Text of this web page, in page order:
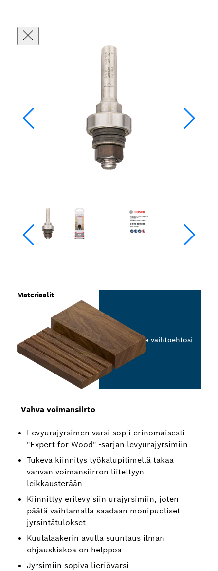
Vahva voimansiirto
Levyurajyrsimen varsi sopii erinomaisesti
"Expert for Wood" -sarjan levyurajyrsimiin
Tukeva kiinnitys työkalupitimellä takaa
vahvan voimansiirron liitettyyn
leikkausterään
Kiinnittyy erilevyisiin urajyrsimiin, joten
päätä vaihtamalla saadaan monipuoliset
jyrsintätulokset
Kuulalaakerin avulla suuntaus ilman
ohjauskiskoa on helppoa
Jyrsimiin sopiva lieriövarsi
Materiaalit
Valitse vaihtoehtosi